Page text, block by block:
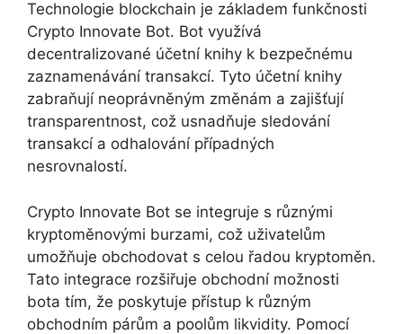
Technologie blockchain je základem funkčnosti
Crypto Innovate Bot. Bot využívá
decentralizované účetní knihy k bezpečnému
zaznamenávání transakcí. Tyto účetní knihy
zabraňují neoprávněným změnám a zajišťují
transparentnost, což usnadňuje sledování
transakcí a odhalování případných
nesrovnalostí.
Crypto Innovate Bot se integruje s různými
kryptoměnovými burzami, což uživatelům
umožňuje obchodovat s celou řadou kryptoměn.
Tato integrace rozšiřuje obchodní možnosti
bota tím, že poskytuje přístup k různým
obchodním párům a poolům likvidity. Pomocí